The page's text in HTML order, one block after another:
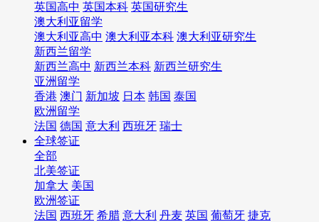
英国高中 英国本科 英国研究生
澳大利亚留学
澳大利亚高中 澳大利亚本科 澳大利亚研究生
新西兰留学
新西兰高中 新西兰本科 新西兰研究生
亚洲留学
香港 澳门 新加坡 日本 韩国 泰国
欧洲留学
法国 德国 意大利 西班牙 瑞士
全球签证
全部
北美签证
加拿大 美国
欧洲签证
法国 西班牙 希腊 意大利 丹麦 英国 葡萄牙 捷克